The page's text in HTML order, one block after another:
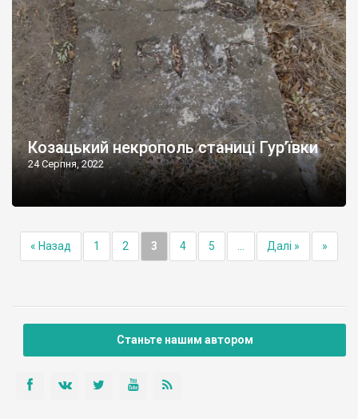
Козацький некрополь станиці Гур’ївки
24 Серпня, 2022
« Назад 1 2 3 4 5 Далі » »
Станьте нашим автором